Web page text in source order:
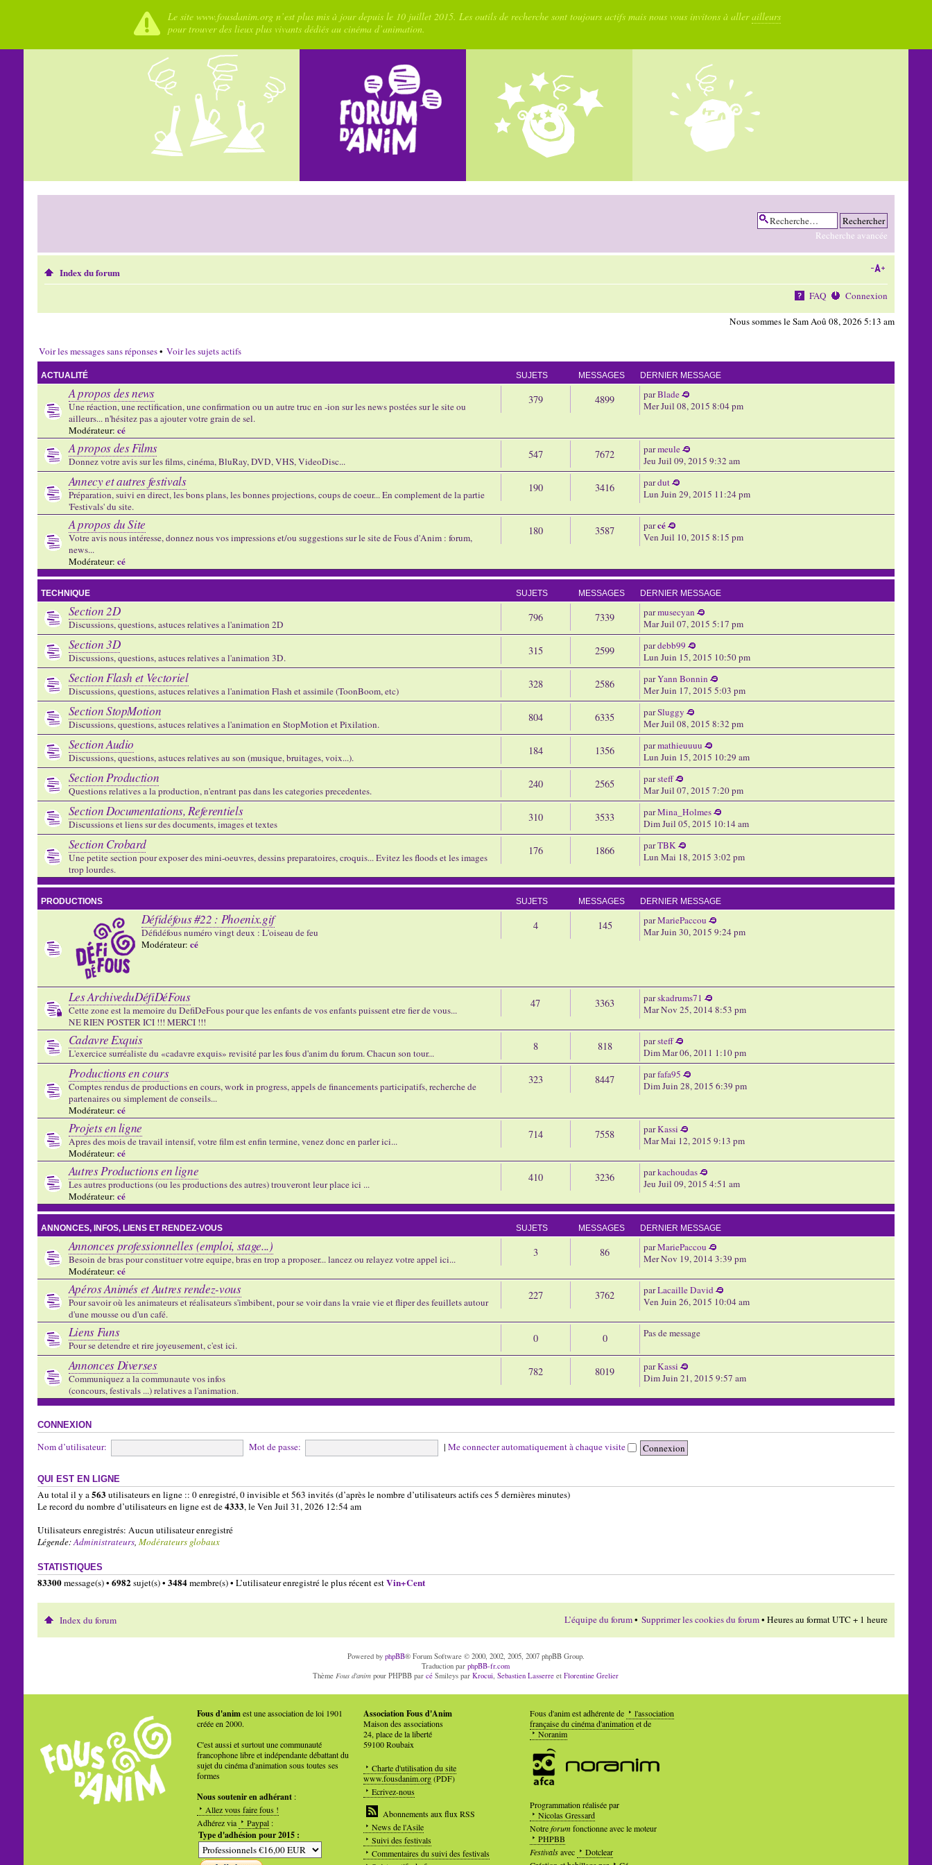
Le site www.fousdanim.org n’est plus mis à jour depuis le 10 juillet 2015. Les outils de recherche sont toujours actifs mais nous vous invitons à allerailleurs
pour trouver des lieux plus vivants dédiés au cinéma d’animation.
Recherche avancée
Index du forum
FAQ Connexion
Nous sommes le Sam Aoû 08, 2026 5:13 am
Voir les messages sans réponses• Voir les sujets actifs
ACTUALITÉ SUJETS MESSAGES DERNIER MESSAGE
A propos des news
Une réaction, une rectification, une confirmation ou un autre truc en -ion sur les news postées sur le site ou
ailleurs... n'hésitez pas a ajouter votre grain de sel.
Modérateur: cé
379 4899 parBlade
Mer Juil 08, 2015 8:04 pm
A propos des Films
Donnez votre avis sur les films, cinéma, BluRay, DVD, VHS, VideoDisc...
547 7672 parmeule
Jeu Juil 09, 2015 9:32 am
Annecy et autres festivals
Préparation, suivi en direct, les bons plans, les bonnes projections, coups de coeur... En complement de la partie
'Festivals' du site.
190 3416 pardut
Lun Juin 29, 2015 11:24 pm
A propos du Site
Votre avis nous intéresse, donnez nous vos impressions et/ou suggestions sur le site de Fous d'Anim : forum,
news...
Modérateur: cé
180 3587 parcé
Ven Juil 10, 2015 8:15 pm
TECHNIQUE SUJETS MESSAGES DERNIER MESSAGE
Section 2D
Discussions, questions, astuces relatives a l'animation 2D
796 7339 parmusecyan
Mar Juil 07, 2015 5:17 pm
Section 3D
Discussions, questions, astuces relatives a l'animation 3D.
315 2599 pardebb99
Lun Juin 15, 2015 10:50 pm
Section Flash et Vectoriel
Discussions, questions, astuces relatives a l'animation Flash et assimile (ToonBoom, etc)
328 2586 parYann Bonnin
Mer Juin 17, 2015 5:03 pm
Section StopMotion
Discussions, questions, astuces relatives a l'animation en StopMotion et Pixilation.
804 6335 parSluggy
Mer Juil 08, 2015 8:32 pm
Section Audio
Discussions, questions, astuces relatives au son (musique, bruitages, voix...).
184 1356 parmathieuuuu
Lun Juin 15, 2015 10:29 am
Section Production
Questions relatives a la production, n'entrant pas dans les categories precedentes.
240 2565 parsteff
Mar Juil 07, 2015 7:20 pm
Section Documentations, Referentiels
Discussions et liens sur des documents, images et textes
310 3533 parMina_Holmes
Dim Juil 05, 2015 10:14 am
Section Crobard
Une petite section pour exposer des mini-oeuvres, dessins preparatoires, croquis... Evitez les floods et les images
trop lourdes.
176 1866 parTBK
Lun Mai 18, 2015 3:02 pm
PRODUCTIONS SUJETS MESSAGES DERNIER MESSAGE
Défidéfous #22 : Phoenix.gif
Défidéfous numéro vingt deux : L'oiseau de feu
Modérateur: cé
4 145 parMariePaccou
Mar Juin 30, 2015 9:24 pm
Les ArchiveduDéfiDéFous
Cette zone est la memoire du DefiDeFous pour que les enfants de vos enfants puissent etre fier de vous...
NE RIEN POSTER ICI !!! MERCI !!!
47 3363 parskadrums71
Mar Nov 25, 2014 8:53 pm
Cadavre Exquis
L'exercice surréaliste du «cadavre exquis» revisité par les fous d'anim du forum. Chacun son tour...
8 818 parsteff
Dim Mar 06, 2011 1:10 pm
Productions en cours
Comptes rendus de productions en cours, work in progress, appels de financements participatifs, recherche de
partenaires ou simplement de conseils...
Modérateur: cé
323 8447 parfafa95
Dim Juin 28, 2015 6:39 pm
Projets en ligne
Apres des mois de travail intensif, votre film est enfin termine, venez donc en parler ici...
Modérateur: cé
714 7558 parKassi
Mar Mai 12, 2015 9:13 pm
Autres Productions en ligne
Les autres productions (ou les productions des autres) trouveront leur place ici ...
Modérateur: cé
410 3236 parkachoudas
Jeu Juil 09, 2015 4:51 am
ANNONCES, INFOS, LIENS ET RENDEZ-VOUS SUJETS MESSAGES DERNIER MESSAGE
Annonces professionnelles (emploi, stage...)
Besoin de bras pour constituer votre equipe, bras en trop a proposer... lancez ou relayez votre appel ici...
Modérateur: cé
3 86 parMariePaccou
Mer Nov 19, 2014 3:39 pm
Apéros Animés et Autres rendez-vous
Pour savoir où les animateurs et réalisateurs s'imbibent, pour se voir dans la vraie vie et fliper des feuillets autour
d'une mousse ou d'un café.
227 3762 parLacaille David
Ven Juin 26, 2015 10:04 am
Liens Funs
Pour se detendre et rire joyeusement, c'est ici.
0 0 Pas de message
Annonces Diverses
Communiquez a la communaute vos infos
(concours, festivals ...) relatives a l'animation.
782 8019 parKassi
Dim Juin 21, 2015 9:57 am
CONNEXION
Nom d’utilisateur: Mot de passe: | Me connecter automatiquement à chaque visite
QUI EST EN LIGNE
Au total il y a563 utilisateurs en ligne :: 0 enregistré, 0 invisible et 563 invités (d’après le nombre d’utilisateurs actifs ces 5 dernières minutes)
Le record du nombre d’utilisateurs en ligne est de4333, le Ven Juil 31, 2026 12:54 am
Utilisateurs enregistrés: Aucun utilisateur enregistré
Légende:Administrateurs, Modérateurs globaux
STATISTIQUES
83300message(s) • 6982sujet(s) • 3484membre(s) • L’utilisateur enregistré le plus récent estVin+Cent
Index du forum L’équipe du forum• Supprimer les cookies du forum• Heures au format UTC + 1 heure
Powered by phpBB® Forum Software © 2000, 2002, 2005, 2007 phpBB Group.
Traduction parphpBB-fr.com
Thème Fous d'anim pour PHPBB parcé Smileys parKrocui ,Sebastien Lasserre etFlorentine Grelier
Fous d'animest une association de loi 1901
créée en 2000.
C'est aussi et surtout une communauté
francophone libre et indépendante débattant du
sujet du cinéma d'animation sous toutes ses
formes
Nous soutenir en adhérant:
Allez vous faire fous !
Adhérez via
Paypal:
Type d'adhésion pour 2015 :
Association Fous d'Anim
Maison des associations
24, place de la liberté
59100 Roubaix
Charte d'utilisation du site
www.fousdanim.org(PDF)
Ecrivez-nous
Abonnements aux flux RSS
News de l'Asile
Suivi des festivals
Commentaires du suivi des festivals
Fous d'anim est adhérente de
l'association
française du cinéma d'animationet de
Noranim
Programmation réalisée par
Nicolas Gressard
Notreforumfonctionne avec le moteur
PHPBB
Festivalsavec
Dotclear